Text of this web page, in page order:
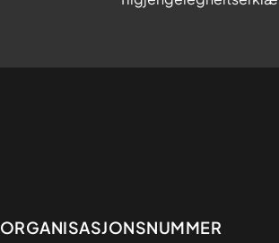
Organisasjon
ORGANISASJONSNUMMER